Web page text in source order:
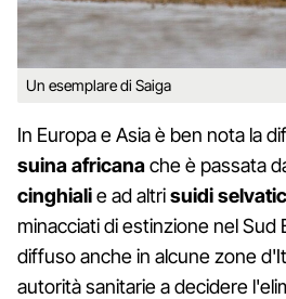
Un esemplare di Saiga
In Europa e Asia è ben nota la
suina africanache è passata
cinghialie ad altrisuidi
minacciati di estinzione nel Sud
diffuso anche in alcune zone
autorità sanitarie a decidere